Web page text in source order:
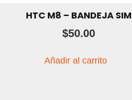
HTC M8 – BANDEJA SIM
$50.00
Añadir al carrito